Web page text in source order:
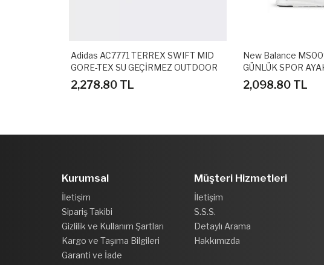
Adidas AC7771 TERREX SWIFT MID
GORE-TEX SU GEÇİRMEZ OUTDOOR
AYAKKABI
2,278.80 TL
New Balance
GÜNLÜK SPOR
2,098.80 TL
Kurumsal
İletişim
Sipariş Takibi
Gizlilik ve Kullanım Şartları
Kargo ve Taşıma Bilgileri
Garanti ve İade
Müşteri Hizmetleri
İletişim
S.S.S.
Detaylı Arama
Hakkımızda